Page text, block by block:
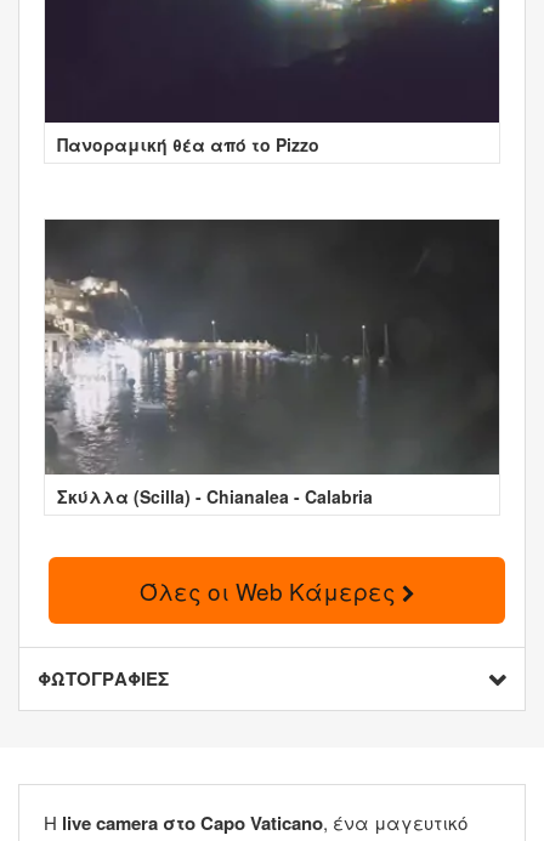
Πανοραμική θέα από το Pizzo
Σκύλλα (Scilla) - Chianalea - Calabria
Όλες οι Web Κάμερες
ΦΩΤΟΓΡΑΦΙΕΣ
Η live camera στο Capo Vaticano, ένα μαγευτικό